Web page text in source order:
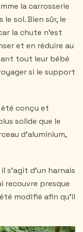
la carrosserie
sol. Bien sûr, le
la chute n’est
et en réduire au
tout leur bébé
si le support
été conçu et
solide que le
d'aluminium,
s’agit d’un harnais
recouvre presque
modifié afin qu’il